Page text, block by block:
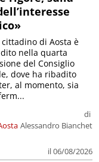
di
Alessandro Bianchet
il 06/08/2026
di Aosta è
nella quarta
del Consiglio
dove ha ribadito
al momento, sia